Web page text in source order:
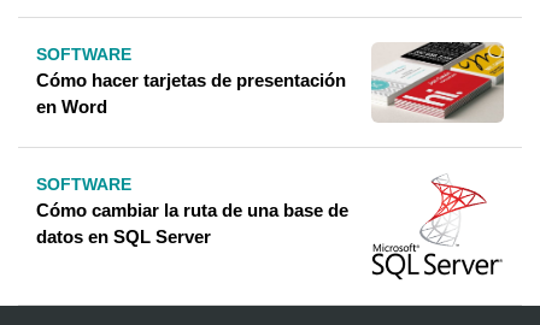
SOFTWARE
Cómo hacer tarjetas de presentación
en Word
SOFTWARE
Cómo cambiar la ruta de una base de
datos en SQL Server